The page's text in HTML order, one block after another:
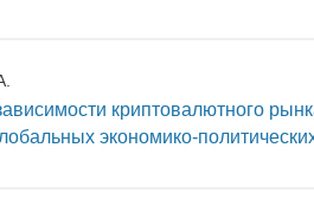
криптовалютного
экономико-